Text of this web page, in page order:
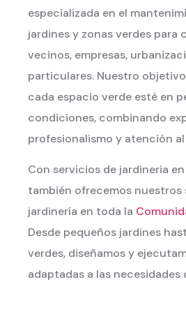
especializada en el
jardines y zonas verdes para
vecinos, empresas,
particulares. Nuestro
cada espacio verde esté en
condiciones, combinando
profesionalismo y atención
Con servicios de jardineria
también ofrecemos nuestros
jardinería en toda la
Desde pequeños jardines
verdes, diseñamos y
adaptadas a las necesidades